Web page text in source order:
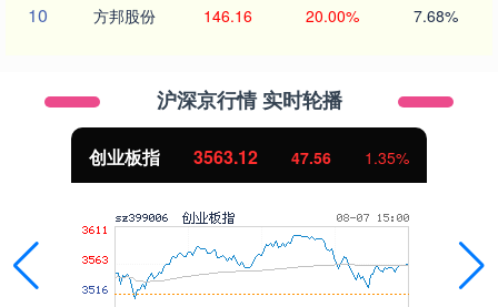
10 方邦股份 146.16 20.00% 7.68%
沪深京行情 实时轮播
创业板指 3563.12 47.56 1.35%